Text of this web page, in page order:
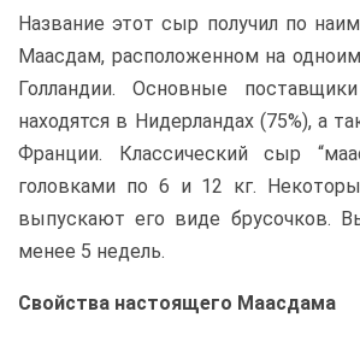
Название этот сыр получил по
Маасдам, расположенном на
Голландии. Основные
находятся в Нидерландах (75%), а
Франции. Классический сыр
головками по 6 и 12 кг.
выпускают его виде брусочков.
менее 5 недель.
Свойства настоящего Маасдама